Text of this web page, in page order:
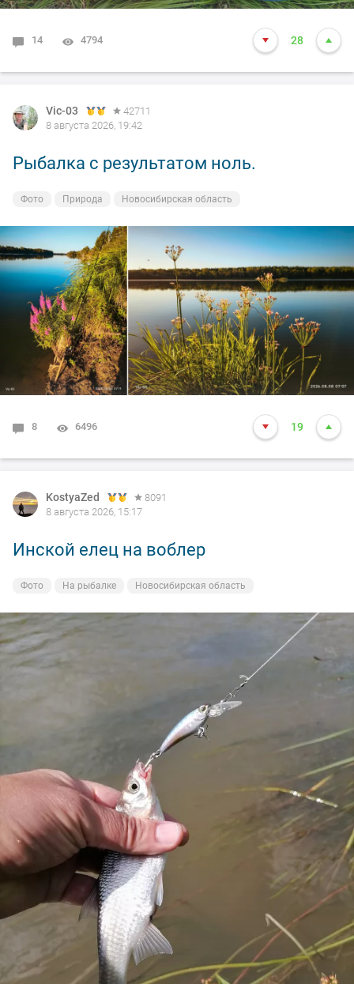
14 4794 28
Vic-03
42711
8 августа 2026, 19:42
Рыбалка с результатом ноль.
Фото Природа Новосибирская область
8 6496 19
KostyaZed
8091
8 августа 2026, 15:17
Инской елец на воблер
Фото На рыбалке Новосибирская область